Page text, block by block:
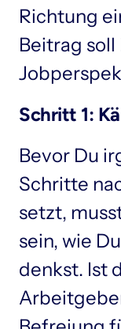
Richtung
Beitrag soll
Schritt 1:
Bevor Du
Schritte
setzt,
sein, wie
denkst. Ist